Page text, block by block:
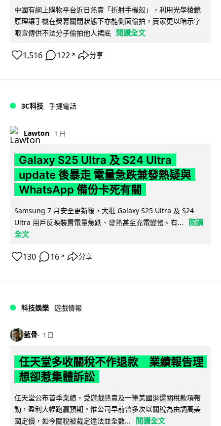
中國有網上購物平台近日熱賣「折射手機殼」，利用光學稜鏡
原理讓手機在熒幕關閉狀態下亦能側面偷拍，賣家更以暗示字
眼宣傳供不法分子偷拍他人裙底
閱讀全文
1,516 122 ↗ 分享
3C科技 手提電話
Lawton 1 日
Galaxy S25 Ultra 及 S24 Ultra
update 後暴走 電量急跌兼發熱疑與
WhatsApp 備份卡死有關
Samsung 7 月安全更新後，大批 Galaxy S25 Ultra 及 S24
Ultra 用戶反映裝置電量急跌、發熱甚至充電變慢。有...
閱讀
全文
130 16 ↗ 分享
科技娛樂 遊戲情報
藍骨 1 日
任天堂多收關稅不作退款 業績報告理
想卻惹集體訴訟
任天堂公布首季業績，受遊戲熱賣及一筆美國退還關稅款項帶
動，盈利大幅跑贏預期。惟公司早前曾多次以關稅為由調高美
國定價，如今關稅被裁定違法並全數...
閱讀全文